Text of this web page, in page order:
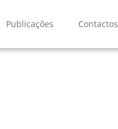
Publicações Contactos